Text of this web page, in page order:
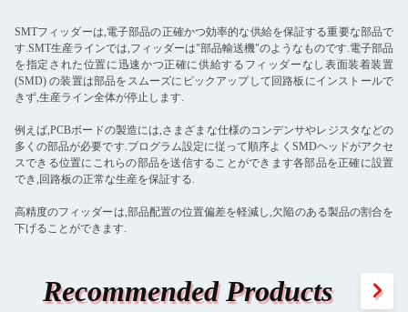
SMTフィッダーは,電子部品の正確かつ効率的な供給を保証する重要な部品で
す.SMT生産ラインでは,フィッダーは"部品輸送機"のようなものです.電子部品
を指定された位置に迅速かつ正確に供給するフィッダーなし表面装着装置
(SMD) の装置は部品をスムーズにピックアップして回路板にインストールで
きず,生産ライン全体が停止します.
例えば,PCBボードの製造には,さまざまな仕様のコンデンサやレジスタなどの
多くの部品が必要です.プログラム設定に従って順序よくSMDヘッドがアクセ
スできる位置にこれらの部品を送信することができます各部品を正確に設置
でき,回路板の正常な生産を保証する.
高精度のフィッダーは,部品配置の位置偏差を軽減し,欠陥のある製品の割合を
下げることができます.
Recommended Products